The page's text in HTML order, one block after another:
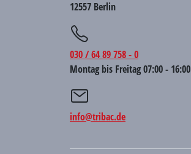
12557 Berlin
030 / 64 89 758 - 0
Montag bis Freitag 07:00 - 16:00
info@tribac.de